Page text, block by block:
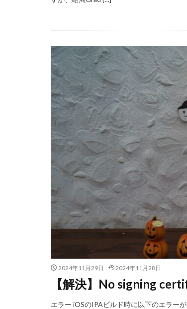
2024年11月29日 2024年11月28日
【解決】No signing
エラー iOSのIPAビルド時に以下のエラー